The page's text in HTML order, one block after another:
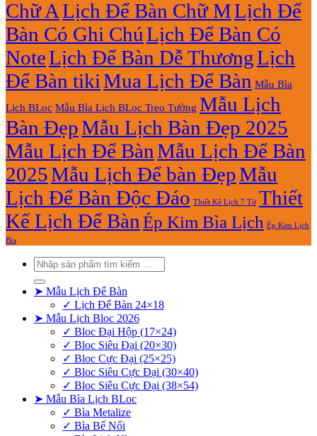
Chữ ALịch Để Bàn Chữ MLịch Để
Bàn Có Ghi ChúLịch Để Bàn Có
NoteLịch Để Bàn Dễ ThươngLịch
Để Bàn tikiMua Lịch Để Bàn Mẫu Bìa
Lịch BLoc Mẫu Bìa Lịch BLoc Treo Tường Mẫu Lịch
Bàn ĐẹpMẫu Lịch Bàn Đẹp 2025
Mẫu Lịch Để BànMẫu Lịch Để Bàn
2025Mẫu Lịch Để bàn ĐẹpMẫu
Lịch Để Bàn Độc Đáo Thiết Kê Lịch 7 Tờ Thiết
Kế Lịch Để Bàn Ép Kim Bìa Lịch Ép Kim Lịch
Bìa
Tìm
kiếm:
➤ Mẫu Lịch Để Bàn
✓ Lịch Để Bàn 24×18
➤ Mẫu Lịch Bloc 2026
✓ Bloc Đại Hộp (17×24)
✓ Bloc Siêu Đại (20×30)
✓ Bloc Cực Đại (25×25)
✓ Bloc Siêu Cực Đại (30×40)
✓ Bloc Siêu Cực Đại (38×54)
➤ Mẫu Bìa Lịch BLoc
✓ Bìa Metalize
✓ Bìa Bế Nổi